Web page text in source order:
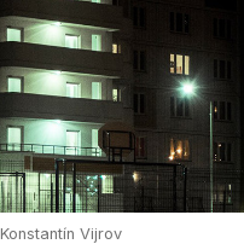
Konstantín Vijrov